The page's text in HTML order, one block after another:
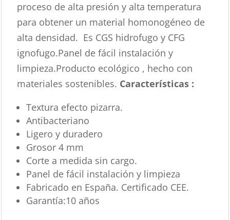
proceso de alta presión y alta temperatura
para obtener un material homonogéneo de
alta densidad. Es CGS hidrofugo y CFG
ignofugo.Panel de fácil instalación y
limpieza.Producto ecológico , hecho con
materiales sostenibles. Características :
Textura efecto pizarra.
Antibacteriano
Ligero y duradero
Grosor 4 mm
Corte a medida sin cargo.
Panel de fácil instalación y limpieza
Fabricado en España. Certificado CEE.
Garantía:10 años